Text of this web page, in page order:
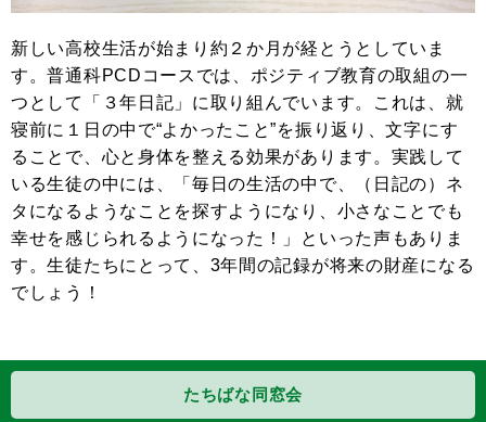
新しい高校生活が始まり約２か月が経とうとしていま
す。普通科PCDコースでは、ポジティブ教育の取組の一
つとして「３年日記」に取り組んでいます。これは、就
寝前に１日の中で“よかったこと”を振り返り、文字にす
ることで、心と身体を整える効果があります。実践して
いる生徒の中には、「毎日の生活の中で、（日記の）ネ
タになるようなことを探すようになり、小さなことでも
幸せを感じられるようになった！」といった声もありま
す。生徒たちにとって、3年間の記録が将来の財産になる
でしょう！
たちばな同窓会